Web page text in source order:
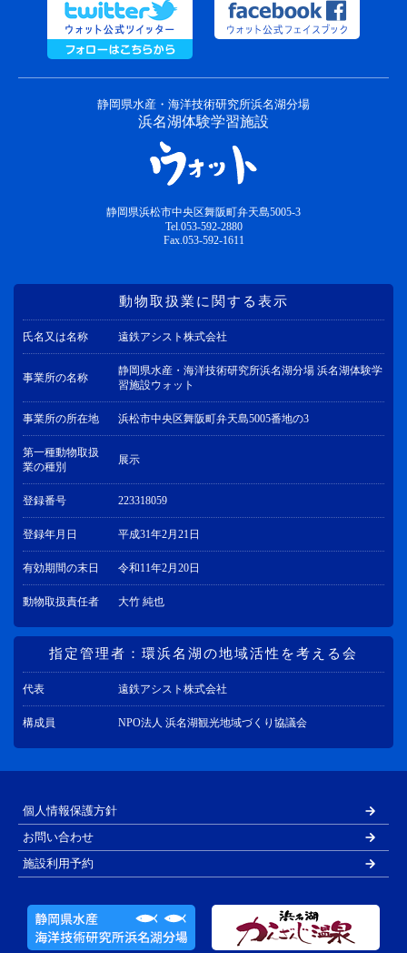
静岡県水産・海洋技術研究所浜名湖分場
浜名湖体験学習施設
静岡県浜松市中央区舞阪町弁天島5005-3
Tel.053-592-2880
Fax.053-592-1611
動物取扱業に関する表示
氏名又は名称 遠鉄アシスト株式会社
事業所の名称
静岡県水産・海洋技術研究所浜名湖分場 浜名湖体験学
習施設ウォット
事業所の所在地 浜松市中央区舞阪町弁天島5005番地の3
第一種動物取扱
業の種別
展示
登録番号 223318059
登録年月日 平成31年2月21日
有効期間の末日 令和11年2月20日
動物取扱責任者 大竹 純也
指定管理者：環浜名湖の地域活性を考える会
代表 遠鉄アシスト株式会社
構成員 NPO法人 浜名湖観光地域づくり協議会
個人情報保護方針
お問い合わせ
施設利用予約